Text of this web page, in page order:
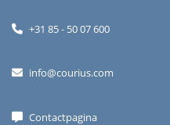
+31 85 - 50 07 600
info@courius.com
Contactpagina